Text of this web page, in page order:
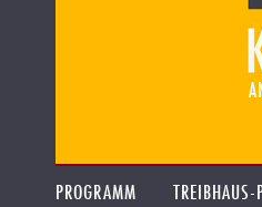
PROGRAMM TREIBHAUS-